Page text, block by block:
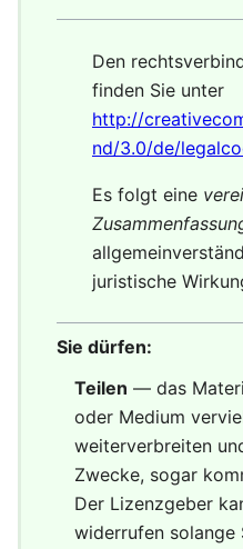
Den
finden Sie unter
http://
nd/3.0/de/
Es folgt eine
juristische
Sie dürfen:
Teilen — das
oder Medium
weiterverbreiten
Zwecke, sogar
Der Lizenzgeber
widerrufen solange